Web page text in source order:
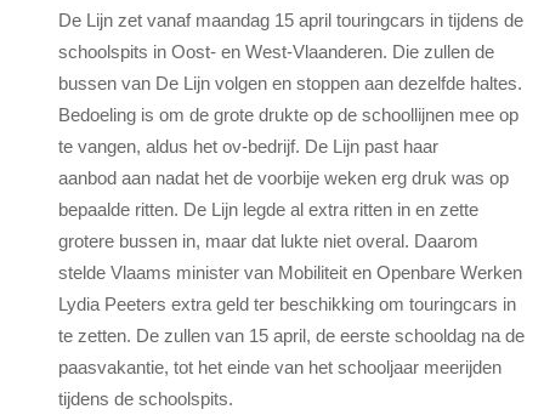
De Lijn zet vanaf maandag 15 april touringcars in tijdens de
schoolspits in Oost- en West-Vlaanderen. Die zullen de
bussen van De Lijn volgen en stoppen aan dezelfde haltes.
Bedoeling is om de grote drukte op de schoollijnen mee op
te vangen, aldus het ov-bedrijf. De Lijn past haar
aanbod aan nadat het de voorbije weken erg druk was op
bepaalde ritten. De Lijn legde al extra ritten in en zette
grotere bussen in, maar dat lukte niet overal. Daarom
stelde Vlaams minister van Mobiliteit en Openbare Werken
Lydia Peeters extra geld ter beschikking om touringcars in
te zetten. De zullen van 15 april, de eerste schooldag na de
paasvakantie, tot het einde van het schooljaar meerijden
tijdens de schoolspits.